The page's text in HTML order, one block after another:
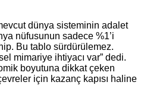
dünya sisteminin adalet
nüfusunun sadece %1’i
Bu tablo sürdürülemez.
mimariye ihtiyacı var” dedi.
boyutuna dikkat çeken
için kazanç kapısı haline